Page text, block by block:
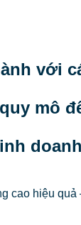
với
mô
cao hiệu